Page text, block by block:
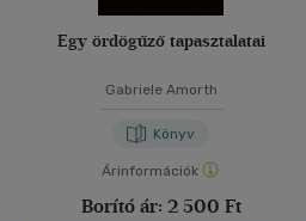
Egy ördögűző tapasztalatai
Gabriele Amorth
Könyv
Árinformációk
Borító ár: 2 500 Ft